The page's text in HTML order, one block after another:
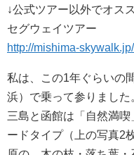
↓公式ツアー以外でオス
セグウェイツアー
http://mishima-
私は、この1年ぐらいの
浜）で乗って参りました
三島と函館は「自然満
ードタイプ（上の写真2